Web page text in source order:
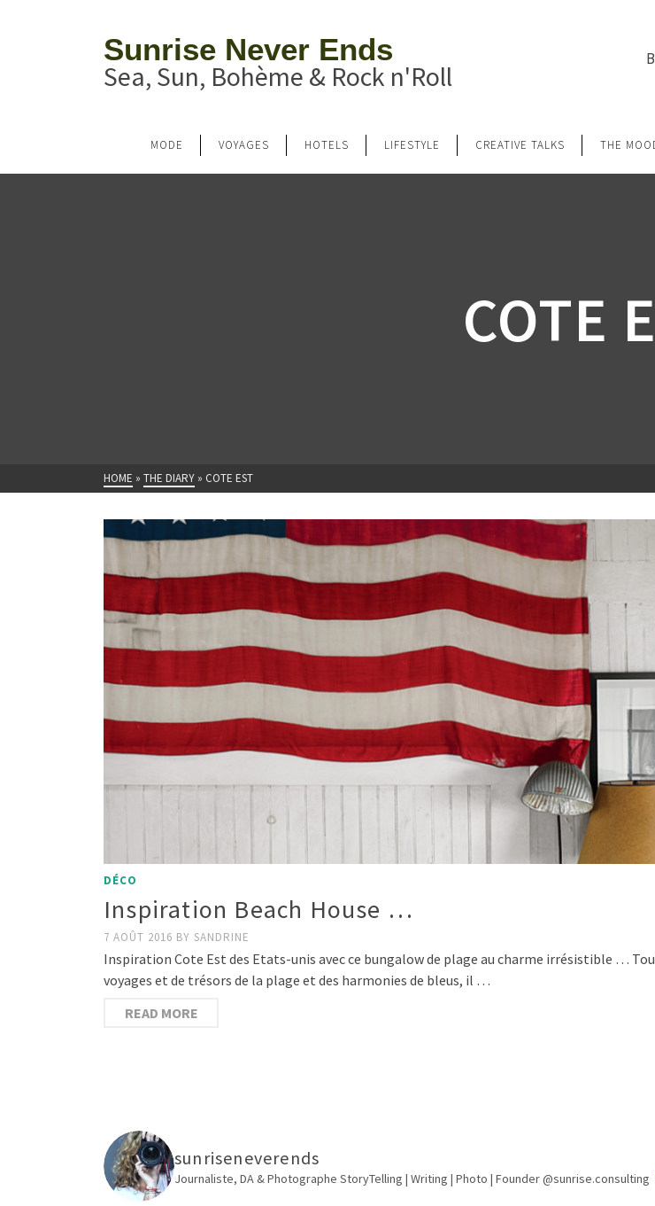
Sunrise Never Ends
Sea, Sun, Bohème & Rock n'Roll
MODE VOYAGES HOTELS LIFESTYLE CREATIVE TALKS THE
COTE
HOME » THE DIARY » COTE EST
DÉCO
Inspiration Beach House …
7 AOÛT 2016 BY SANDRINE
Inspiration Cote Est des Etats-unis avec ce bungalow de plage au charme irrésistible …
voyages et de trésors de la plage et des harmonies de bleus, il …
READ MORE
sunriseneverends
Journaliste, DA & Photographe StoryTelling | Writing | Photo | Founder @sunrise.consulting